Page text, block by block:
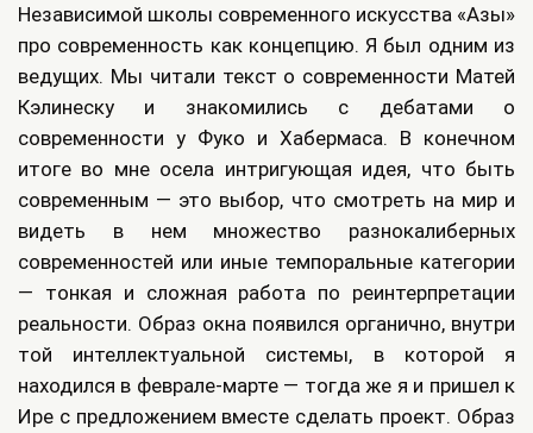
Независимой школы современного искусства «Азы»
про современность как концепцию. Я был одним из
ведущих. Мы читали текст о современности Матей
Кэлинеску и знакомились с дебатами о
современности у Фуко и Хабермаса. В конечном
итоге во мне осела интригующая идея, что быть
современным — это выбор, что смотреть на мир и
видеть в нем множество разнокалиберных
современностей или иные темпоральные категории
— тонкая и сложная работа по реинтерпретации
реальности. Образ окна появился органично, внутри
той интеллектуальной системы, в которой я
находился в феврале-марте — тогда же я и пришел к
Ире с предложением вместе сделать проект. Образ